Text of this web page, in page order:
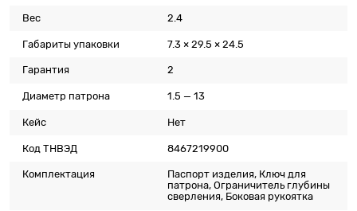
Вес 2.4
Габариты упаковки 7.3 × 29.5 × 24.5
Гарантия 2
Диаметр патрона 1.5 — 13
Кейс Нет
Код ТНВЭД 8467219900
Комплектация
Паспорт изделия, Ключ для
патрона, Ограничитель глубины
сверления, Боковая рукоятка